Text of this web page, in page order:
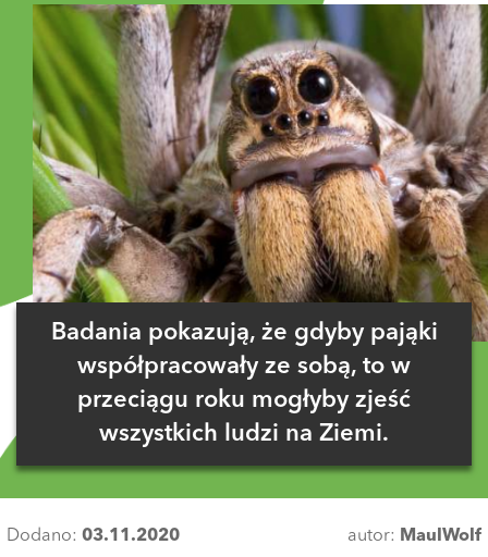
Badania pokazują, że gdyby pająki
współpracowały ze sobą, to w
przeciągu roku mogłyby zjeść
wszystkich ludzi na Ziemi.
Dodano: 03.11.2020 autor: MaulWolf